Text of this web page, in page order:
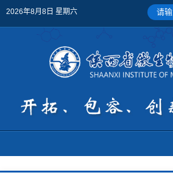
2026年8月8日 星期六